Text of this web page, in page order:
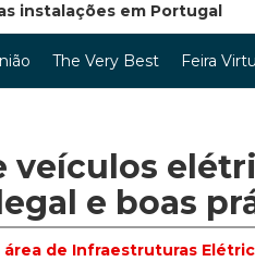
instalações em Portugal
The Very Best Feira
veículos
e boas
de Infraestruturas